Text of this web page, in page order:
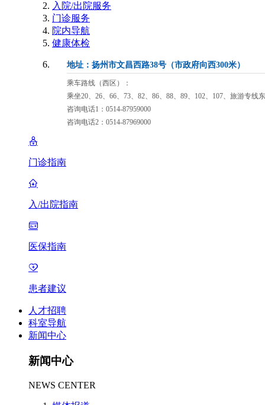
入院/出院服务
门诊服务
院内导航
健康体检
地址：扬州市文昌西路38号（市政府向西300米）
乘车路线（西区）：
乘坐20、26、66、73、82、86、88、89、102、107、旅游专线
咨询电话1：0514-87959000
咨询电话2：0514-87969000
门诊指南
入/出院指南
医保指南
患者建议
人才招聘
科室导航
新闻中心
新闻中心
NEWS CENTER